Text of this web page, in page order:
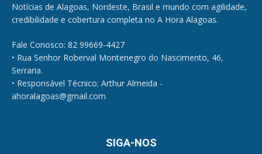
Notícias de Alagoas, Nordeste, Brasil e mundo com agilidade,
credibilidade e cobertura completa no A Hora Alagoas.
Fale Conosco: 82 99669-4427
• Rua Senhor Roberval Montenegro do Nascimento, 46,
Serraria.
• Responsável Técnico: Arthur Almeida -
ahoralagoas@gmail.com
SIGA-NOS